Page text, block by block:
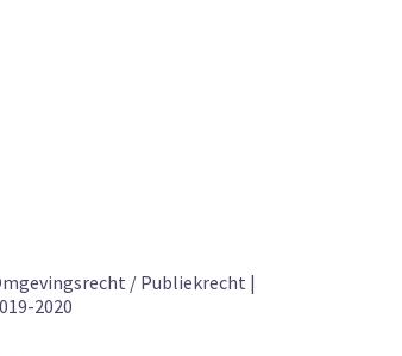
/ Publiekrecht |
2020